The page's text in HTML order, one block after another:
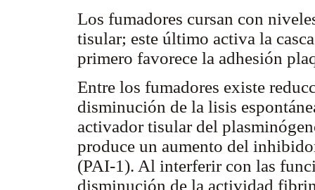
Los fumadores cursan con
tisular; este último activa la
primero favorece la adhesión
Entre los fumadores existe
disminución de la lisis
activador tisular del
produce un aumento del
(PAI-1). Al interferir con las
disminución de la actividad